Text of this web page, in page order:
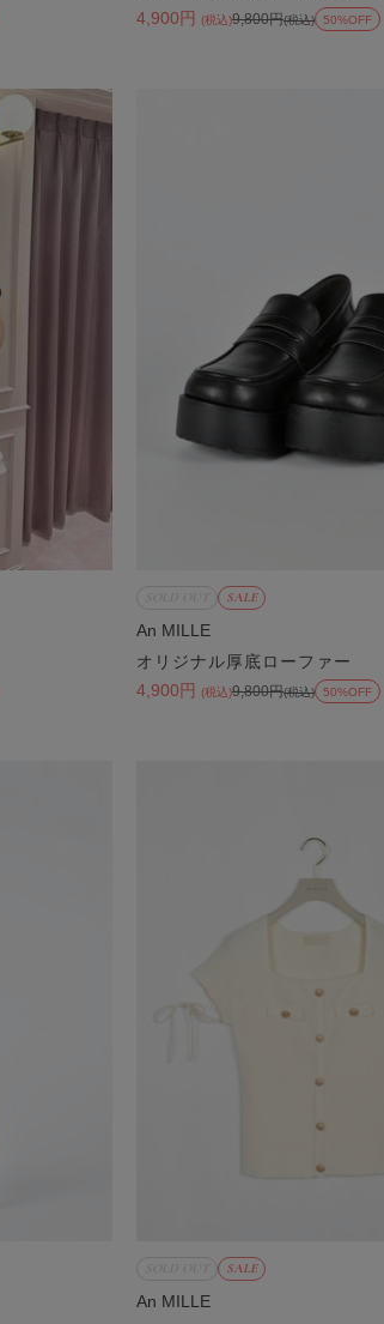
4,900円
(税込)9,800円(税込) 50%OFF
SALE
An MILLE
オリジナル厚底ローファー
4,900円
(税込)9,800円(税込) 50%OFF
SALE
An MILLE